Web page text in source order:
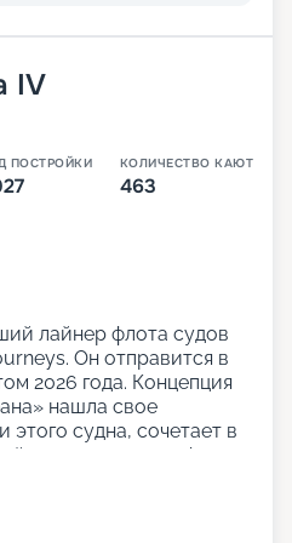
IV
ПОСТРОЙКИ КОЛИЧЕСТВО КАЮТ
463
лайнер флота судов
Он отправится в
2026 года. Концепция
нашла свое
судна, сочетает в
и легкую атмосферу
для отдыха позволят